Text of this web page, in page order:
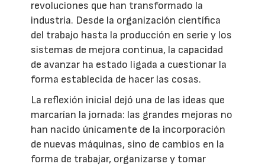
revoluciones que han transformado la
industria. Desde la organización científica
del trabajo hasta la producción en serie y los
sistemas de mejora continua, la capacidad
de avanzar ha estado ligada a cuestionar la
forma establecida de hacer las cosas.
La reflexión inicial dejó una de las ideas que
marcarían la jornada: las grandes mejoras no
han nacido únicamente de la incorporación
de nuevas máquinas, sino de cambios en la
forma de trabajar, organizarse y tomar